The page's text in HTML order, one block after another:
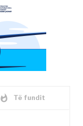
whatshot Të fundit